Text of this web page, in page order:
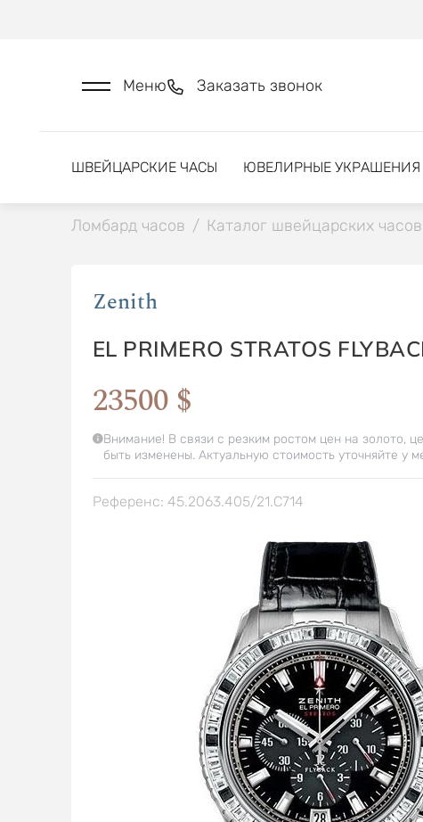
Меню Заказать звонок
ШВЕЙЦАРСКИЕ ЧАСЫ ЮВЕЛИРНЫЕ УКРАШЕНИЯ
Ломбард часов / Каталог швейцарских часов
Zenith
EL PRIMERO STRATOS
23500 $
Внимание! В связи с резким ростом цен на золото,
быть изменены. Актуальную стоимость уточняйте у
Референс: 45.2063.405/21.C714